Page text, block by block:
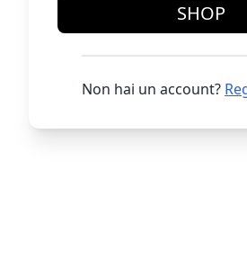
SHOP
Non hai un account?